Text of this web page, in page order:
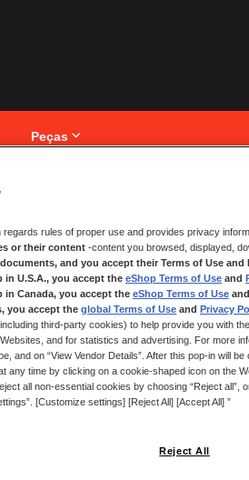
Peças
NOVOS CLIENTES
Criar uma conta
que uma morada,
CRIAR UMA CONTA
regards rules of proper use and provides privacy
or their content -content you browsed, displayed,
and you accept their Terms of Use and
U.S.A., you accept the eShop Terms of Use and
Canada, you accept the eShop Terms of Use and
you accept the global Terms of Use and Privacy
third-party cookies) to help provide you with
and for statistics and advertising. For more
and on “View Vendor Details”. After this pop-in will
any time by clicking on a cookie-shaped icon on the
all non-essential cookies by choosing “Reject all”,
[Customize settings] [Reject All] [Accept All] ”
Reject All